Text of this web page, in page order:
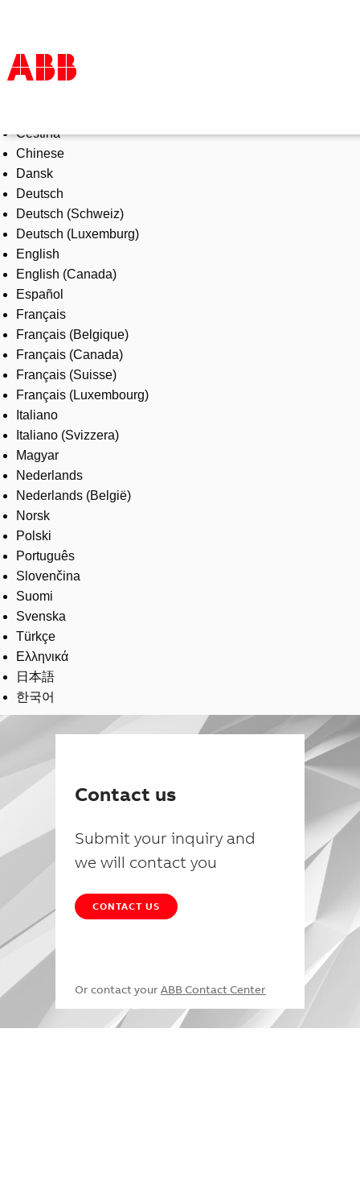
Products & Solutions
Industries
Services
About us
Where to buy
Contact us
Careers
Čeština
Chinese
Dansk
Deutsch
Deutsch (Schweiz)
Deutsch (Luxemburg)
English
English (Canada)
Español
Français
Français (Belgique)
Français (Canada)
Français (Suisse)
Français (Luxembourg)
Italiano
Italiano (Svizzera)
Magyar
Nederlands
Nederlands (België)
Norsk
Polski
Português
Slovenčina
Suomi
Svenska
Türkçe
Ελληνικά
日本語
한국어
Contact us
Submit your inquiry and
we will contact you
CONTACT US
Or contact your ABB Contact Center